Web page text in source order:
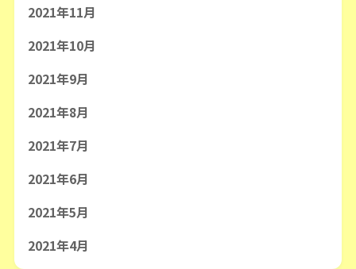
2021年11月
2021年10月
2021年9月
2021年8月
2021年7月
2021年6月
2021年5月
2021年4月